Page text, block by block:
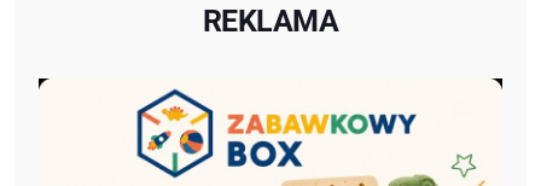
REKLAMA